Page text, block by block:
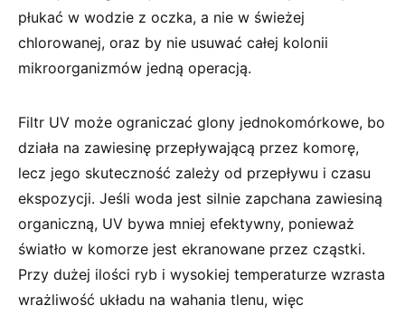
płukać w wodzie z oczka, a nie w świeżej
chlorowanej, oraz by nie usuwać całej kolonii
mikroorganizmów jedną operacją.
Filtr UV może ograniczać glony jednokomórkowe, bo
działa na zawiesinę przepływającą przez komorę,
lecz jego skuteczność zależy od przepływu i czasu
ekspozycji. Jeśli woda jest silnie zapchana zawiesiną
organiczną, UV bywa mniej efektywny, ponieważ
światło w komorze jest ekranowane przez cząstki.
Przy dużej ilości ryb i wysokiej temperaturze wzrasta
wrażliwość układu na wahania tlenu, więc